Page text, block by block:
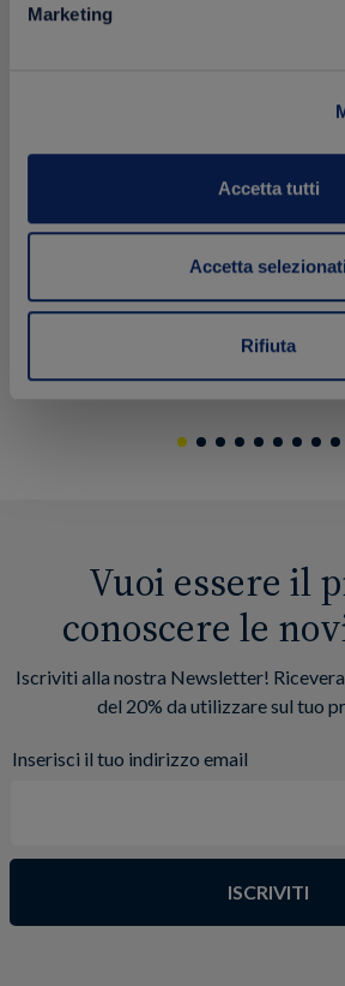
Marketing
Accetta tutti
Accetta selezionati
Rifiuta
da 5ml
198 bustine da 5ml
Vuoi essere il
conoscere le
Iscriviti alla nostra Newsletter!
del 20% da utilizzare sul tuo
Inserisci il tuo indirizzo email
ISCRIVITI